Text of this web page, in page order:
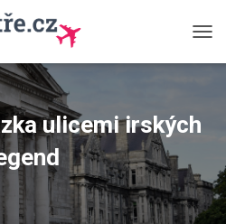
Ř
N
A
V
ulicemi irských